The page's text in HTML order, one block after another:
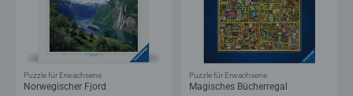
Norwegischer Fjord
Puzzle für Erwachsene
Magisches Bücherregal
Puzzle für Erwachsene